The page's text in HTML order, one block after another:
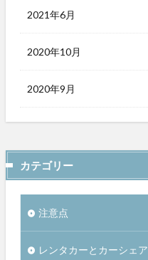
2021年6月
2020年10月
2020年9月
カテゴリー
注意点
レンタカーとカーシェア